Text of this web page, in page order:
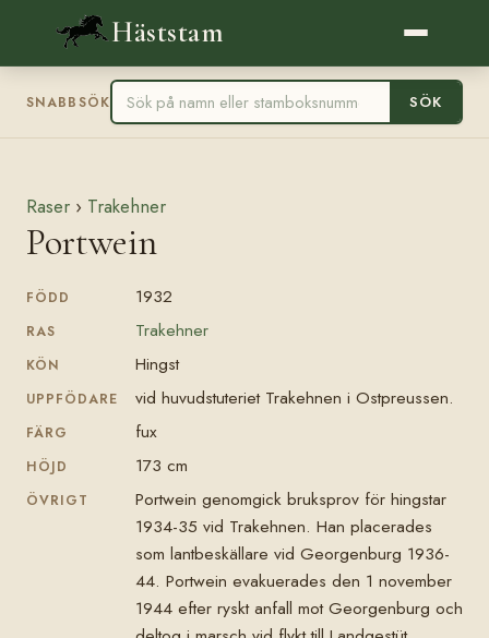
Häststam
SNABBSÖK SÖK
Raser › Trakehner
Portwein
FÖDD 1932
RAS Trakehner
KÖN Hingst
UPPFÖDARE vid huvudstuteriet Trakehnen i Ostpreussen.
FÄRG fux
HÖJD 173 cm
ÖVRIGT
Portwein genomgick bruksprov för hingstar
1934-35 vid Trakehnen. Han placerades
som lantbeskällare vid Georgenburg 1936-
44. Portwein evakuerades den 1 november
1944 efter ryskt anfall mot Georgenburg och